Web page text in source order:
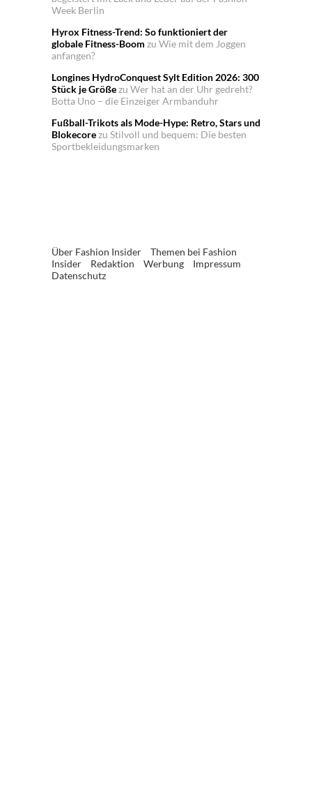
Week Berlin
Hyrox Fitness-Trend: So funktioniert der
globale Fitness-Boom zu Wie mit dem Joggen
anfangen?
Longines HydroConquest Sylt Edition 2026: 300
Stück je Größezu Wer hat an der Uhr gedreht?
Botta Uno – die Einzeiger Armbanduhr
Fußball-Trikots als Mode-Hype: Retro, Stars und
Blokecorezu Stilvoll und bequem: Die besten
Sportbekleidungsmarken
Über Fashion Insider
Themen bei Fashion
Insider
Redaktion Werbung
Impressum
Datenschutz